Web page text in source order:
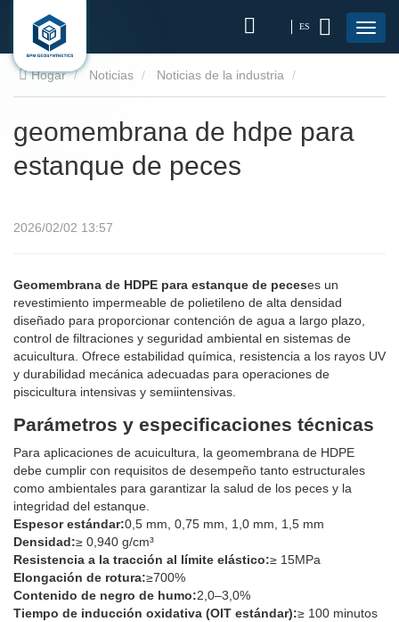
ES
Hogar Noticias Noticias de la industria
geomembrana de hdpe para
estanque de peces
2026/02/02 13:57
Geomembrana de HDPE para estanque de peceses un
revestimiento impermeable de polietileno de alta densidad
diseñado para proporcionar contención de agua a largo plazo,
control de filtraciones y seguridad ambiental en sistemas de
acuicultura. Ofrece estabilidad química, resistencia a los rayos UV
y durabilidad mecánica adecuadas para operaciones de
piscicultura intensivas y semiintensivas.
Parámetros y especificaciones técnicas
Para aplicaciones de acuicultura, la geomembrana de HDPE
debe cumplir con requisitos de desempeño tanto estructurales
como ambientales para garantizar la salud de los peces y la
integridad del estanque.
Espesor estándar:0,5 mm, 0,75 mm, 1,0 mm, 1,5 mm
Densidad:≥ 0,940 g/cm³
Resistencia a la tracción al límite elástico:≥ 15MPa
Elongación de rotura:≥700%
Contenido de negro de humo:2,0–3,0%
Tiempo de inducción oxidativa (OIT estándar):≥ 100 minutos